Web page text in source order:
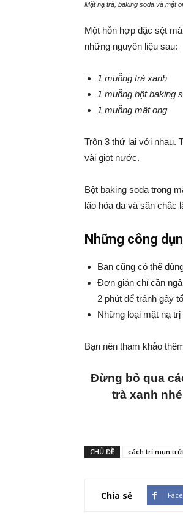
Mặt nạ trà, baking soda và mật
Một hỗn hợp đặc sệt
những nguyên liệu sau:
1 muỗng trà xanh
1 muỗng bột baking
1 muỗng mật ong
Trộn 3 thứ lại với nhau.
vài giọt nước.
Bột baking soda trong
lão hóa da và săn chắc
Những công
Bạn cũng có thể
Đơn giản chỉ cần
2 phút để tránh gây
Những loại mặt nạ
Bạn nên tham khảo
Đừng bỏ qua
trà xanh
CHỦ ĐỀ cách trị mụn
Chia sẻ